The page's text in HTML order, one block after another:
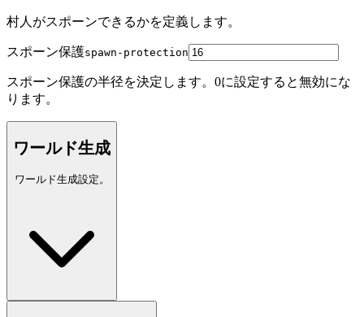
村人がスポーンできるかを定義します。
スポーン保護spawn-protection
スポーン保護の半径を決定します。0に設定すると無効にな
ります。
ワールド生成
ワールド生成設定。